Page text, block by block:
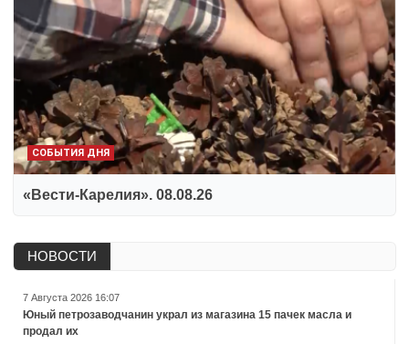
СОБЫТИЯ ДНЯ
«Вести-Карелия». 08.08.26
НОВОСТИ
7 Августа 2026 16:07
Юный петрозаводчанин украл из магазина 15 пачек масла и
продал их